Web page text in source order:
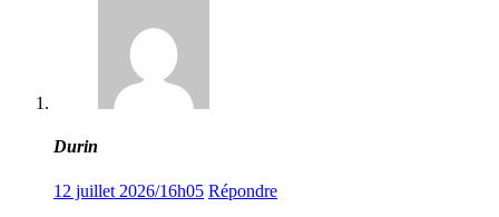
Durin
12 juillet 2026/16h05 Répondre